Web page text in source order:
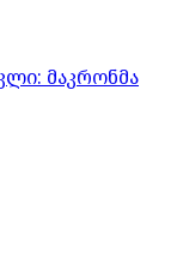
მაკრონმა